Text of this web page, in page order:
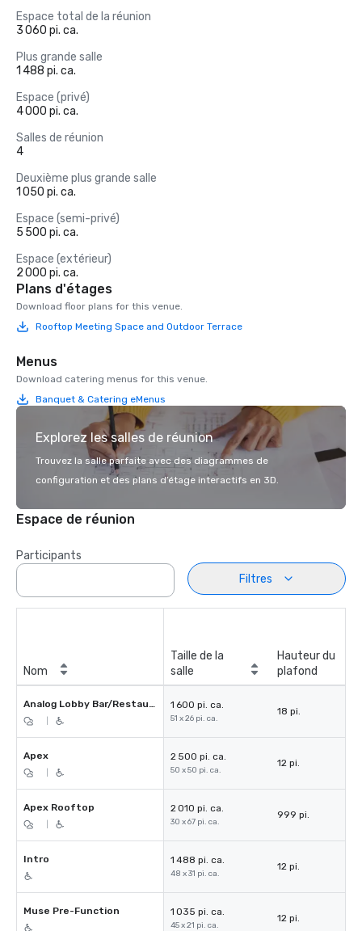
Espace total de la réunion
3 060 pi. ca.
Plus grande salle
1 488 pi. ca.
Espace (privé)
4 000 pi. ca.
Salles de réunion
4
Deuxième plus grande salle
1 050 pi. ca.
Espace (semi-privé)
5 500 pi. ca.
Espace (extérieur)
2 000 pi. ca.
Plans d'étages
Download floor plans for this venue.
Rooftop Meeting Space and Outdoor Terrace
Menus
Download catering menus for this venue.
Banquet & Catering eMenus
Explorez les salles de réunion
Trouvez la salle parfaite avec des diagrammes de
configuration et des plans d’étage interactifs en 3D.
Espace de réunion
Participants
Filtres
Nom
Taille de la
salle
Hauteur du
plafond
Analog Lobby Bar/Restaurant 1 600 pi. ca.
51 x 26 pi. ca.
18 pi.
Apex 2 500 pi. ca.
50 x 50 pi. ca.
12 pi.
Apex Rooftop 2 010 pi. ca.
30 x 67 pi. ca.
999 pi.
Intro 1 488 pi. ca.
48 x 31 pi. ca.
12 pi.
Muse Pre-Function 1 035 pi. ca.
45 x 21 pi. ca.
12 pi.